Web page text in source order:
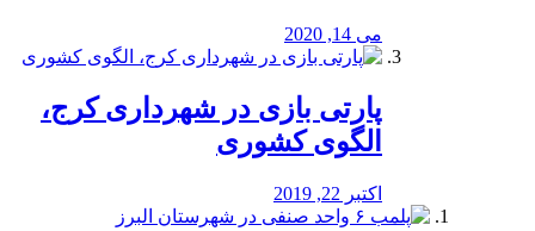
می 14, 2020
پارتی بازی در شهرداری کرج،
الگوی کشوری
اکتبر 22, 2019